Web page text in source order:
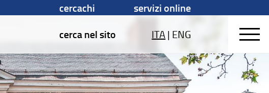
cercachi
servizi online
cerca nel sito
ITA| ENG